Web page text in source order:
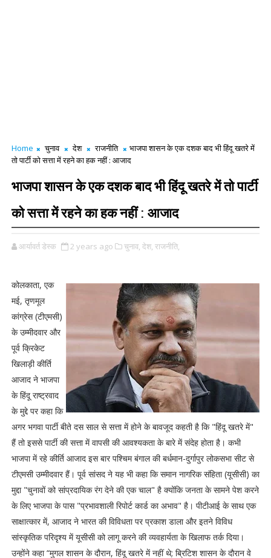
Home चुनाव देश राजनीति
भाजपा शासन के एक दशक बाद भी हिंदू खतरे में
तो पार्टी को सत्ता में रहने का हक नहीं : आजाद
भाजपा शासन के एक दशक बाद भी हिंदू खतरे में तो पार्टी
को सत्ता में रहने का हक नहीं : आजाद
आर्यावर्त डेस्क 2 years ago चुनाव, देश, राजनीति,
कोलकाता, एक
मई, तृणमूल
कांग्रेस (टीएमसी)
के उम्मीदवार और
पूर्व क्रिकेट
खिलाड़ी कीर्ति
आजाद ने भाजपा
के हिंदू राष्ट्रवाद
के मुद्दे पर कहा कि
अगर भगवा पार्टी बीते दस साल से सत्ता में होने के बावजूद कहती है कि "हिंदू खतरे में"
हैं तो इससे पार्टी की सत्ता में वापसी की आवश्यकता के बारे में संदेह होता है। कभी
भाजपा में रहे कीर्ति आजाद इस बार पश्चिम बंगाल की बर्धमान-दुर्गापुर लोकसभा सीट से
टीएमसी उम्मीदवार हैं। पूर्व सांसद ने यह भी कहा कि समान नागरिक संहिता (यूसीसी) का
मुद्दा "चुनावों को सांप्रदायिक रंग देने की एक चाल" है क्योंकि जनता के सामने पेश करने
के लिए भाजपा के पास "प्रभावशाली रिपोर्ट कार्ड का अभाव" है। पीटीआई के साथ एक
साक्षात्कार में, आजाद ने भारत की विविधता पर प्रकाश डाला और इतने विविध
सांस्कृतिक परिदृश्य में यूसीसी को लागू करने की व्यवहार्यता के खिलाफ तर्क दिया।
उन्होंने कहा “मुगल शासन के दौरान, हिंदू खतरे में नहीं थे; ब्रिटिश शासन के दौरान वे